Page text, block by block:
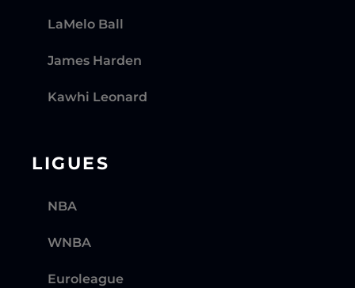
LaMelo Ball
James Harden
Kawhi Leonard
LIGUES
NBA
WNBA
Euroleague